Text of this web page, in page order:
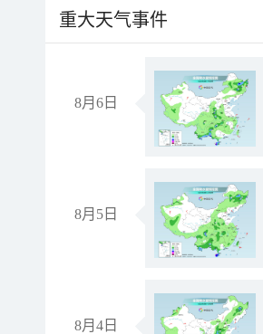
重大天气事件
8月6日
8月5日
8月4日